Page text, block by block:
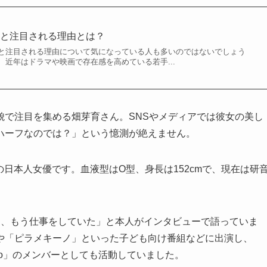
注目される理由とは？
注目される理由について気になっている人も多いのではないでしょう
近年はドラマや映画で存在感を高めている若手...
注目を集める畑芽育さん。SNSやメディアでは彼女の美し
フなのでは？」という憶測が絶えません。
本人女優です。血液型はO型、身長は152cmで、現在は研
もう仕事をしていた」と本人がインタビューで語っていま
ピラメキーノ」といった子ども向け番組などに出演し、
のメンバーとしても活動していました。